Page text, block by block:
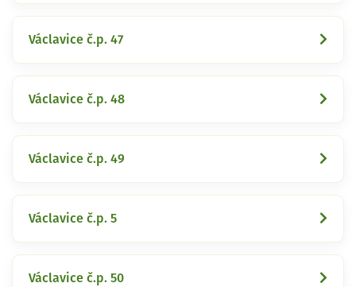
Václavice č.p. 47
Václavice č.p. 48
Václavice č.p. 49
Václavice č.p. 5
Václavice č.p. 50